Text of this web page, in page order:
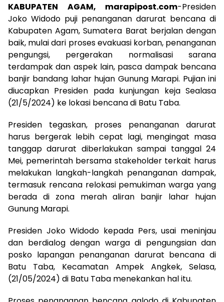
KABUPATEN AGAM, marapipost.com-Presiden
Joko Widodo puji penanganan darurat bencana di
Kabupaten Agam, Sumatera Barat berjalan dengan
baik, mulai dari proses evakuasi korban, penanganan
pengungsi, pergerakan normalisasi sarana
terdampak dan aspek lain, pasca dampak bencana
banjir bandang lahar hujan Gunung Marapi. Pujian ini
diucapkan Presiden pada kunjungan keja Sealasa
(21/5/2024) ke lokasi bencana di Batu Taba.
Presiden tegaskan, proses penanganan darurat
harus bergerak lebih cepat lagi, mengingat masa
tanggap darurat diberlakukan sampai tanggal 24
Mei, pemerintah bersama stakeholder terkait harus
melakukan langkah-langkah penanganan dampak,
termasuk rencana relokasi pemukiman warga yang
berada di zona merah aliran banjir lahar hujan
Gunung Marapi.
Presiden Joko Widodo kepada Pers, usai meninjau
dan berdialog dengan warga di pengungsian dan
posko lapangan penanganan darurat bencana di
Batu Taba, Kecamatan Ampek Angkek, Selasa,
(21/05/2024) di Batu Taba menekankan hal itu.